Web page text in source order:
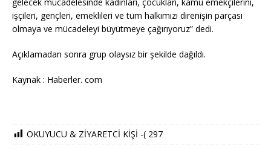
işçileri, gençleri, emeklileri ve tüm halkımızı direnişin parçası
olmaya ve mücadeleyi büyütmeye çağırıyoruz” dedi.
Açıklamadan sonra grup olaysız bir şekilde dağıldı.
Kaynak : Haberler. com
OKUYUCU & ZİYARETCİ KİŞİ -( 297